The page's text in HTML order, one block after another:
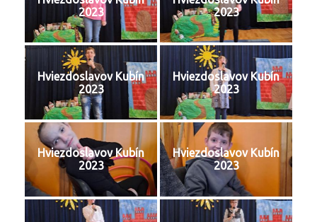
2023
2023
Hviezdoslavov Kubín
2023
Hviezdoslavov Kubín
2023
Hviezdoslavov Kubín
2023
Hviezdoslavov Kubín
2023